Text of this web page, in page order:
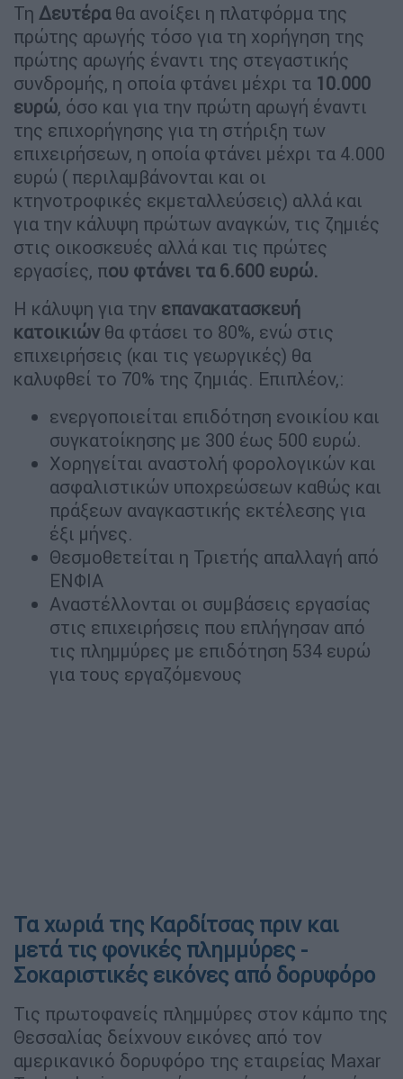
Τη Δευτέραθα ανοίξει η πλατφόρμα της
πρώτης αρωγής τόσο για τη χορήγηση της
πρώτης αρωγής έναντι της στεγαστικής
συνδρομής, η οποία φτάνει μέχρι τα 10.000
ευρώ, όσο και για την πρώτη αρωγή έναντι
της επιχορήγησης για τη στήριξη των
επιχειρήσεων, η οποία φτάνει μέχρι τα 4.000
ευρώ ( περιλαμβάνονται και οι
κτηνοτροφικές εκμεταλλεύσεις) αλλά και
για την κάλυψη πρώτων αναγκών, τις ζημιές
στις οικοσκευές αλλά και τις πρώτες
εργασίες, που φτάνει τα 6.600 ευρώ.
Η κάλυψη για την επανακατασκευή
κατοικιών θα φτάσει το 80%, ενώ στις
επιχειρήσεις (και τις γεωργικές) θα
καλυφθεί το 70% της ζημιάς. Επιπλέον,:
ενεργοποιείται επιδότηση ενοικίου και
συγκατοίκησης με 300 έως 500 ευρώ.
Χορηγείται αναστολή φορολογικών και
ασφαλιστικών υποχρεώσεων καθώς και
πράξεων αναγκαστικής εκτέλεσης για
έξι μήνες.
Θεσμοθετείται η Τριετής απαλλαγή από
ΕΝΦΙΑ
Αναστέλλονται οι συμβάσεις εργασίας
στις επιχειρήσεις που επλήγησαν από
τις πλημμύρες με επιδότηση 534 ευρώ
για τους εργαζόμενους
Τα χωριά της Καρδίτσας πριν και
μετά τις φονικές πλημμύρες -
Σοκαριστικές εικόνες από δορυφόρο
Τις πρωτοφανείς πλημμύρες στον κάμπο της
Θεσσαλίας δείχνουν εικόνες από τον
αμερικανικό δορυφόρο της εταιρείας Maxar